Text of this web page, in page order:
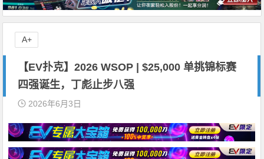
【EV扑克】2026 WSOP | $25,000 单挑锦标赛
四强诞生，丁彪止步八强
2026年6月3日
A+